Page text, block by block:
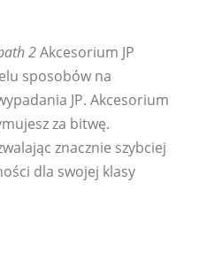
2Akcesorium JP
sposobów na
JP. Akcesorium
za bitwę.
znacznie szybciej
dla swojej klasy